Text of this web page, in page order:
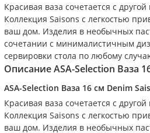
Красивая ваза сочетается с
Коллекция Saisons с легкостью
ваш дом. Изделия в необычных
сочетании с минималистичным
сервировки стола по любому
ОписаниеASA-Selection Ваза
ASA-Selection Ваза 16 см Denim
Красивая ваза сочетается с
Коллекция Saisons с легкостью
ваш дом. Изделия в необычных